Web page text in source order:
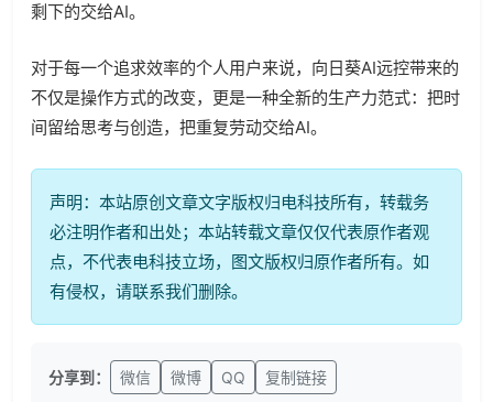
剩下的交给AI。
对于每一个追求效率的个人用户来说，向日葵AI远控带来的
不仅是操作方式的改变，更是一种全新的生产力范式：把时
间留给思考与创造，把重复劳动交给AI。
声明：本站原创文章文字版权归电科技所有，转载务
必注明作者和出处；本站转载文章仅仅代表原作者观
点，不代表电科技立场，图文版权归原作者所有。如
有侵权，请联系我们删除。
分享到： 微信 微博 QQ 复制链接